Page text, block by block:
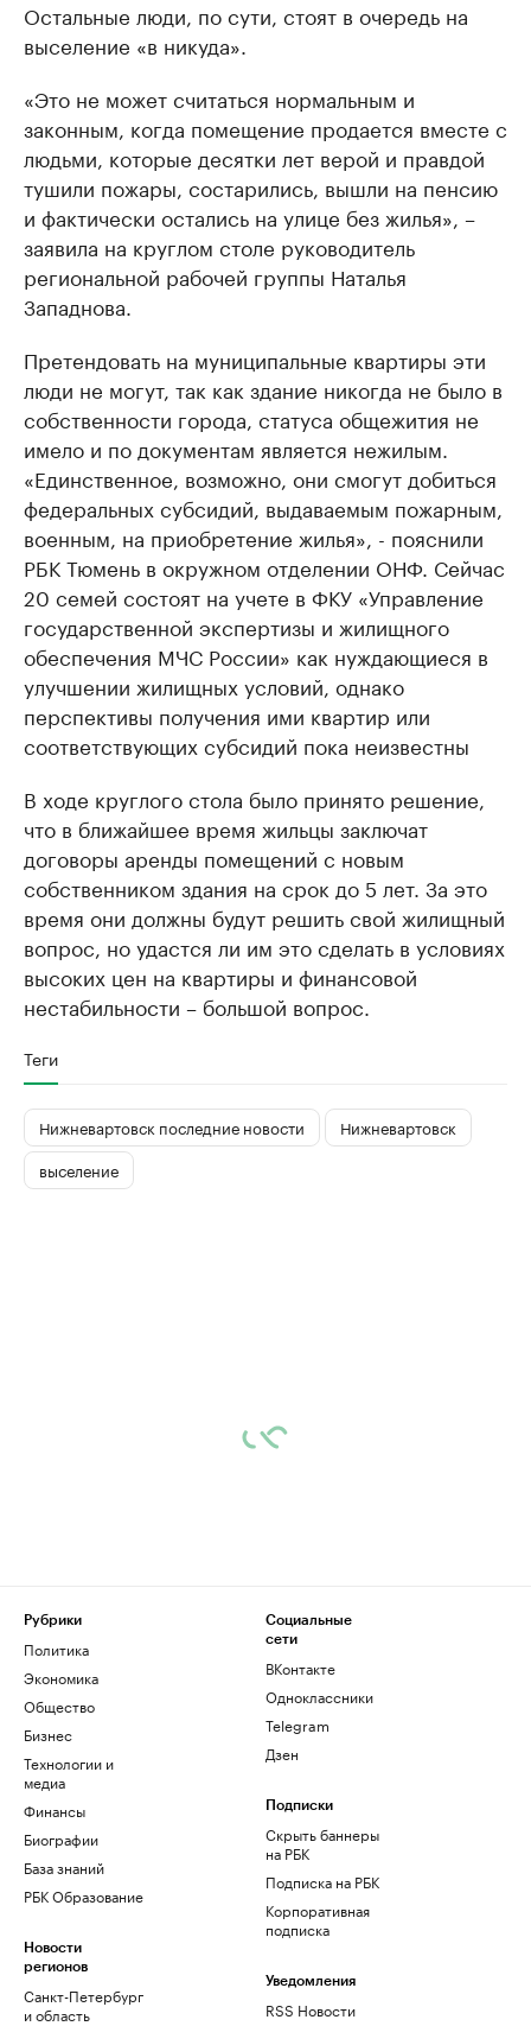
Остальные люди, по сути, стоят в очередь на
выселение «в никуда».
«Это не может считаться нормальным и
законным, когда помещение продается вместе с
людьми, которые десятки лет верой и правдой
тушили пожары, состарились, вышли на пенсию
и фактически остались на улице без жилья», –
заявила на круглом столе руководитель
региональной рабочей группы Наталья
Западнова.
Претендовать на муниципальные квартиры эти
люди не могут, так как здание никогда не было в
собственности города, статуса общежития не
имело и по документам является нежилым.
«Единственное, возможно, они смогут добиться
федеральных субсидий, выдаваемым пожарным,
военным, на приобретение жилья», - пояснили
РБК Тюмень в окружном отделении ОНФ. Сейчас
20 семей состоят на учете в ФКУ «Управление
государственной экспертизы и жилищного
обеспечения МЧС России» как нуждающиеся в
улучшении жилищных условий, однако
перспективы получения ими квартир или
соответствующих субсидий пока неизвестны
В ходе круглого стола было принято решение,
что в ближайшее время жильцы заключат
договоры аренды помещений с новым
собственником здания на срок до 5 лет. За это
время они должны будут решить свой жилищный
вопрос, но удастся ли им это сделать в условиях
высоких цен на квартиры и финансовой
нестабильности – большой вопрос.
Теги
Нижневартовск последние новости
Нижневартовск
выселение
Рубрики
Политика
Экономика
Общество
Бизнес
Технологии и
медиа
Финансы
Биографии
База знаний
РБК Образование
Новости
регионов
Санкт-Петербург
и область
Социальные
сети
ВКонтакте
Одноклассники
Telegram
Дзен
Подписки
Скрыть баннеры
на РБК
Подписка на РБК
Корпоративная
подписка
Уведомления
RSS Новости